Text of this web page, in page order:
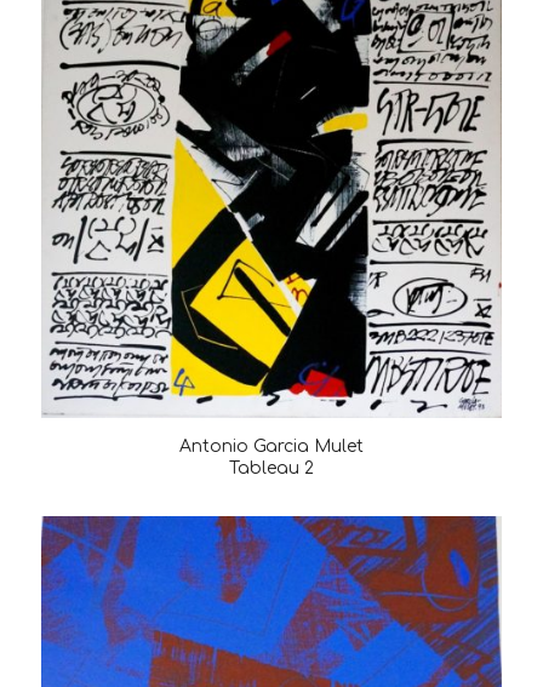
Antonio Garcia Mulet
Tableau 2